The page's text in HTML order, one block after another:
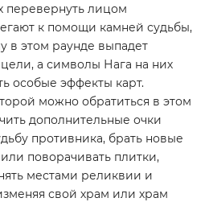
перевернуть лицом
к помощи камней судьбы,
в этом раунде выпадет
а символы Нага на них
особые эффекты карт.
можно обратиться в этом
дополнительные очки
противника, брать новые
поворачивать плитки,
местами реликвии и
свой храм или храм